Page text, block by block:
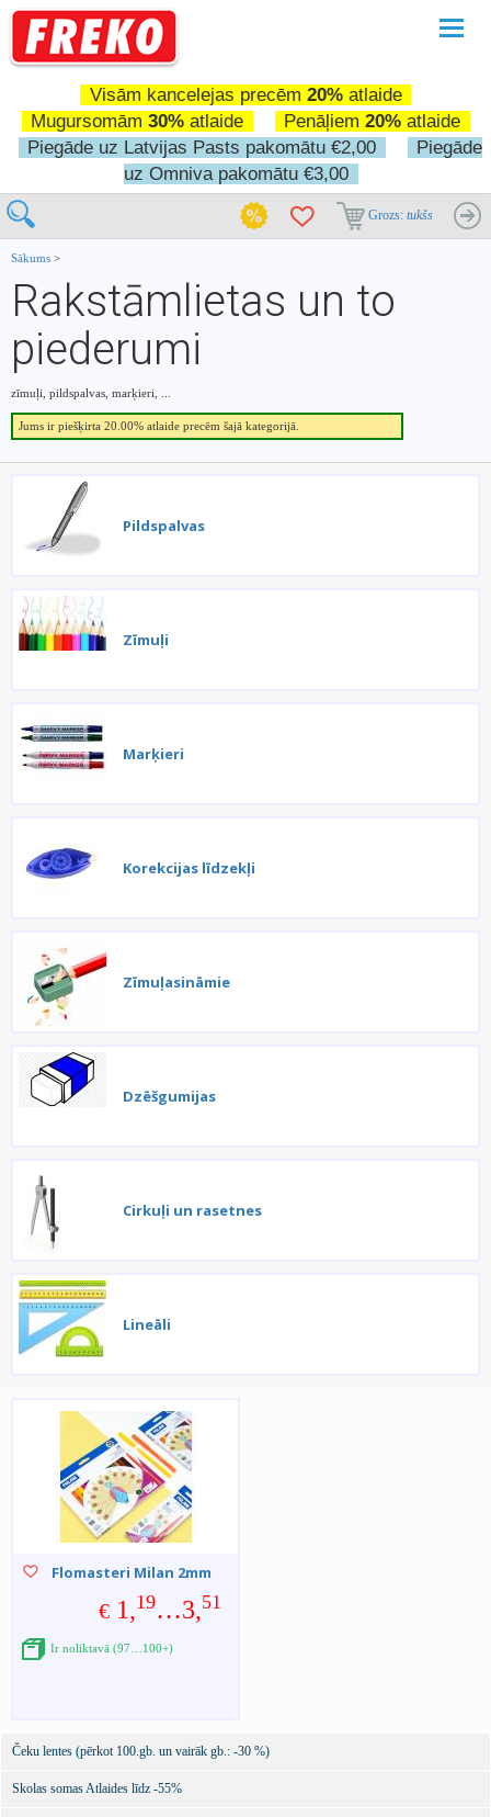
Visām kancelejas precēm 20%atlaide
Mugursomām 30% atlaide Penāļiem 20% atlaide
Piegāde uz Latvijas Pasts pakomātu €2,00
Piegāde
uz Omniva pakomātu €3,00
Grozs: tukšs
Sākums >
Rakstāmlietas un to
piederumi
zīmuļi, pildspalvas, marķieri, ...
Jums ir piešķirta 20.00% atlaide precēm šajā kategorijā.
Pildspalvas
Zīmuļi
Marķieri
Korekcijas līdzekļi
Zīmuļasināmie
Dzēšgumijas
Cirkuļi un rasetnes
Lineāli
Flomasteri Milan 2mm
€ 1,19…3,51
Ir noliktavā (97…100+)
Čeku lentes (pērkot 100.gb. un vairāk gb.: -30 %)
Skolas somas Atlaides līdz -55%